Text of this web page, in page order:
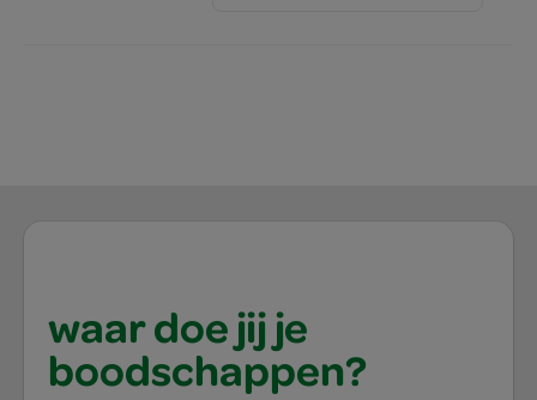
waar doe jij je
boodschappen?